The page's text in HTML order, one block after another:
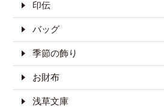
印伝
バッグ
季節の飾り
お財布
浅草文庫